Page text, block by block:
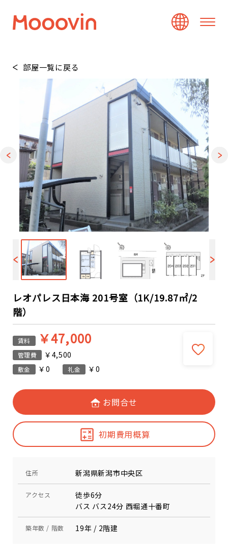
部屋一覧に戻る
レオパレス日本海 201号室（1K/19.87㎡/2
階）
賃料 ￥47,000
管理費 ￥4,500
敷金 ￥0 礼金 ￥0
お問合せ
初期費用概算
住所 新潟県新潟市中央区
アクセス
徒歩6分
バス バス24分 西堀通十番町
築年数 / 階数 19年 / 2階建